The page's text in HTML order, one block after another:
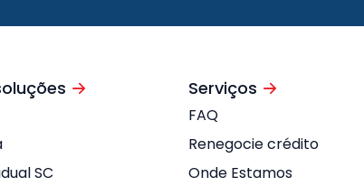
SC
Serviços
FAQ
Renegocie crédito
Onde Estamos